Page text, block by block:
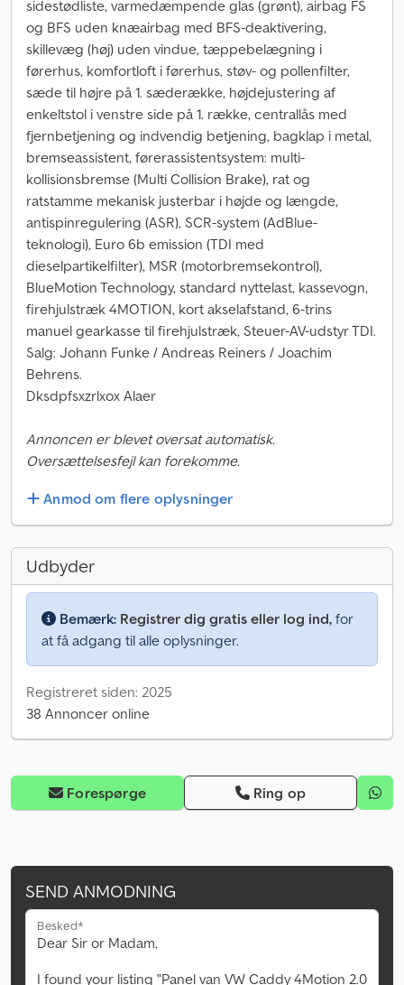
sidestødliste, varmedæmpende glas (grønt), airbag FS
og BFS uden knæairbag med BFS-deaktivering,
skillevæg (høj) uden vindue, tæppebelægning i
førerhus, komfortloft i førerhus, støv- og pollenfilter,
sæde til højre på 1. sæderække, højdejustering af
enkeltstol i venstre side på 1. række, centrallås med
fjernbetjening og indvendig betjening, bagklap i metal,
bremseassistent, førerassistentsystem: multi-
kollisionsbremse (Multi Collision Brake), rat og
ratstamme mekanisk justerbar i højde og længde,
antispinregulering (ASR), SCR-system (AdBlue-
teknologi), Euro 6b emission (TDI med
dieselpartikelfilter), MSR (motorbremsekontrol),
BlueMotion Technology, standard nyttelast, kassevogn,
firehjulstræk 4MOTION, kort akselafstand, 6-trins
manuel gearkasse til firehjulstræk, Steuer-AV-udstyr TDI.
Salg: Johann Funke / Andreas Reiners / Joachim
Behrens.
Dksdpfsxzrlxox Alaer
Annoncen er blevet oversat automatisk.
Oversættelsesfejl kan forekomme.
Anmod om flere oplysninger
Udbyder
Bemærk: Registrer dig gratis eller log ind, for
at få adgang til alle oplysninger.
Registreret siden: 2025
38 Annoncer online
Forespørge Ring op
SEND ANMODNING
Besked*